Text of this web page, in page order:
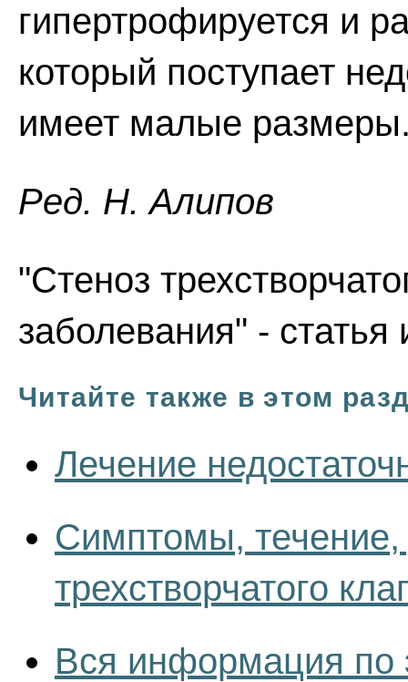
гипертрофируется и
который поступает
имеет малые
Ред. Н. Алипов
"Стеноз
заболевания" -
Читайте также в этом
Лечение
Симптомы, течение,
трехстворчатого
Вся информация по